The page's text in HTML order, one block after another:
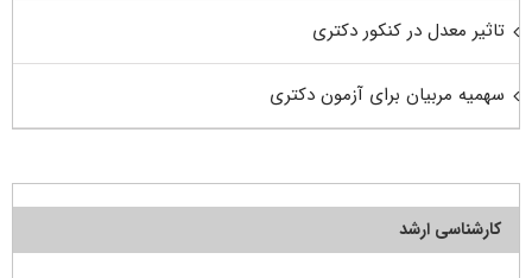
تاثیر معدل در کنکور دکتری
سهمیه مربیان برای آزمون دکتری
کارشناسی ارشد